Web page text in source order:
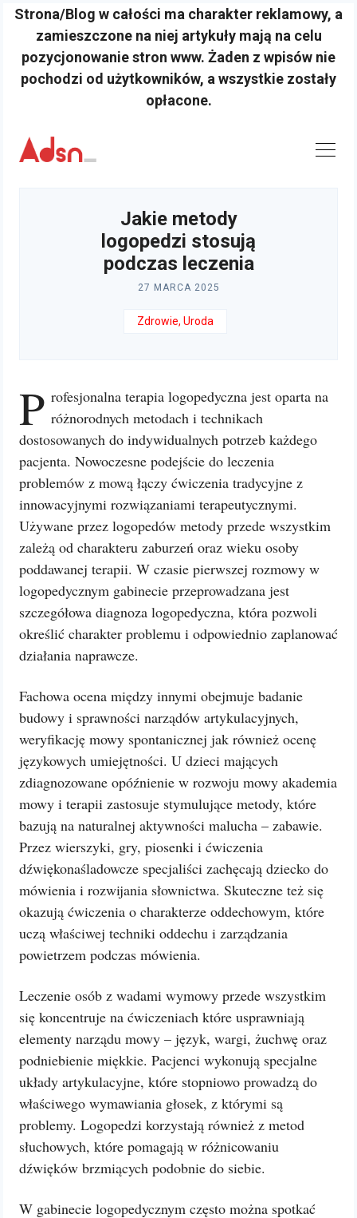
Strona/Blog w całości ma charakter reklamowy, a
zamieszczone na niej artykuły mają na celu
pozycjonowanie stron www. Żaden z wpisów nie
pochodzi od użytkowników, a wszystkie zostały
opłacone.
content
Jakie metody
logopedzi stosują
podczas leczenia
27 MARCA 2025
Zdrowie, Uroda
P rofesjonalna terapia logopedyczna jest oparta na
różnorodnych metodach i technikach
dostosowanych do indywidualnych potrzeb każdego
pacjenta. Nowoczesne podejście do leczenia
problemów z mową łączy ćwiczenia tradycyjne z
innowacyjnymi rozwiązaniami terapeutycznymi.
Używane przez logopedów metody przede wszystkim
zależą od charakteru zaburzeń oraz wieku osoby
poddawanej terapii. W czasie pierwszej rozmowy w
logopedycznym gabinecie przeprowadzana jest
szczegółowa diagnoza logopedyczna, która pozwoli
określić charakter problemu i odpowiednio zaplanować
działania naprawcze.
Fachowa ocena między innymi obejmuje badanie
budowy i sprawności narządów artykulacyjnych,
weryfikację mowy spontanicznej jak również ocenę
językowych umiejętności. U dzieci mających
zdiagnozowane opóźnienie w rozwoju mowy akademia
mowy i terapii zastosuje stymulujące metody, które
bazują na naturalnej aktywności malucha – zabawie.
Przez wierszyki, gry, piosenki i ćwiczenia
dźwiękonaśladowcze specjaliści zachęcają dziecko do
mówienia i rozwijania słownictwa. Skuteczne też się
okazują ćwiczenia o charakterze oddechowym, które
uczą właściwej techniki oddechu i zarządzania
powietrzem podczas mówienia.
Leczenie osób z wadami wymowy przede wszystkim
się koncentruje na ćwiczeniach które usprawniają
elementy narządu mowy – język, wargi, żuchwę oraz
podniebienie miękkie. Pacjenci wykonują specjalne
układy artykulacyjne, które stopniowo prowadzą do
właściwego wymawiania głosek, z którymi są
problemy. Logopedzi korzystają również z metod
słuchowych, które pomagają w różnicowaniu
dźwięków brzmiących podobnie do siebie.
W gabinecie logopedycznym często można spotkać